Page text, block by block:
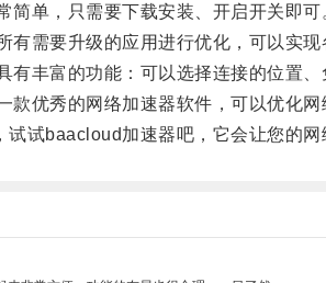
单，只需要下载安装、开启开关即可
要升级的应用进行优化，可以实现
富的功能：可以选择连接的位置、
秀的网络加速器软件，可以优化网
试baacloud加速器吧，它会让您的网